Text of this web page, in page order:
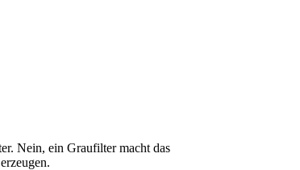
Nein, ein Graufilter macht das